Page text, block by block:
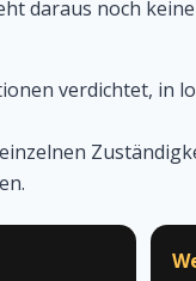
daraus noch
verdichtet, in